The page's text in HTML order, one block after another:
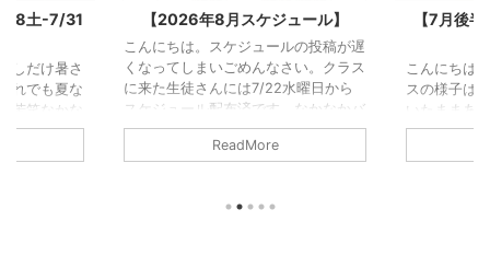
ケジュール】
ュールの投稿が遅
んなさい。クラス
7/22水曜日から
です。なかなかバ
前半のクラスの様
【7月後半予約状況】7/1水-7/15
水の様子
こんにちは。今回もまた冒頭分とクラ
スの様子はあとから追記します。と書
いたままあっとう間に7月も終わりそ
うになっています。（今は7/30）と
いうことでクラスの様子は今回、写真
約状況 2026/7/26(日)22:30現在定員
ReadMore
こん
先に
クラ
のこ